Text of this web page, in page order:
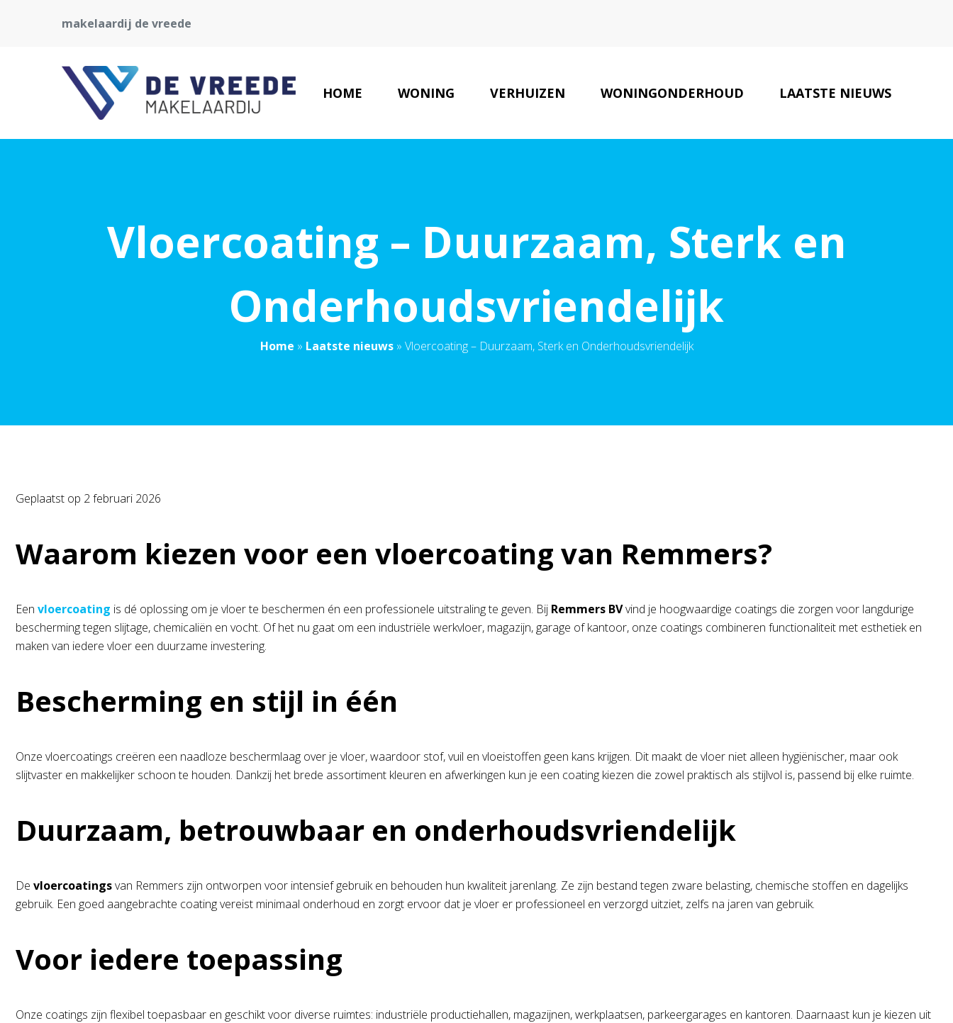
makelaardij de vreede
HOME WONING VERHUIZEN WONINGONDERHOUD LAATSTE NIEUWS
Vloercoating – Duurzaam, Sterk en
Onderhoudsvriendelijk
Home » Laatste nieuws» Vloercoating – Duurzaam, Sterk en Onderhoudsvriendelijk
Geplaatst op 2 februari 2026
Waarom kiezen voor een vloercoating van Remmers?
Een vloercoating is dé oplossing om je vloer te beschermen én een professionele uitstraling te geven. Bij Remmers BVvind je hoogwaardige coatings die zorgen voor langdurige
bescherming tegen slijtage, chemicaliën en vocht. Of het nu gaat om een industriële werkvloer, magazijn, garage of kantoor, onze coatings combineren functionaliteit met esthetiek en
maken van iedere vloer een duurzame investering.
Bescherming en stijl in één
Onze vloercoatings creëren een naadloze beschermlaag over je vloer, waardoor stof, vuil en vloeistoffen geen kans krijgen. Dit maakt de vloer niet alleen hygiënischer, maar ook
slijtvaster en makkelijker schoon te houden. Dankzij het brede assortiment kleuren en afwerkingen kun je een coating kiezen die zowel praktisch als stijlvol is, passend bij elke ruimte.
Duurzaam, betrouwbaar en onderhoudsvriendelijk
De vloercoatingsvan Remmers zijn ontworpen voor intensief gebruik en behouden hun kwaliteit jarenlang. Ze zijn bestand tegen zware belasting, chemische stoffen en dagelijks
gebruik. Een goed aangebrachte coating vereist minimaal onderhoud en zorgt ervoor dat je vloer er professioneel en verzorgd uitziet, zelfs na jaren van gebruik.
Voor iedere toepassing
Onze coatings zijn flexibel toepasbaar en geschikt voor diverse ruimtes: industriële productiehallen, magazijnen, werkplaatsen, parkeergarages en kantoren. Daarnaast kun je kiezen uit